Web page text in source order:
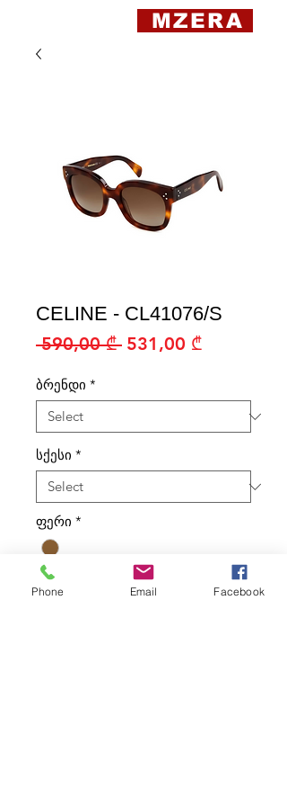
MZERA
CELINE - CL41076/S
590,00 ₾ Regular
531,00 ₾Sale
ბრენდი *
სქესი *
ფერი *
ტიპი
Phone Email Facebook